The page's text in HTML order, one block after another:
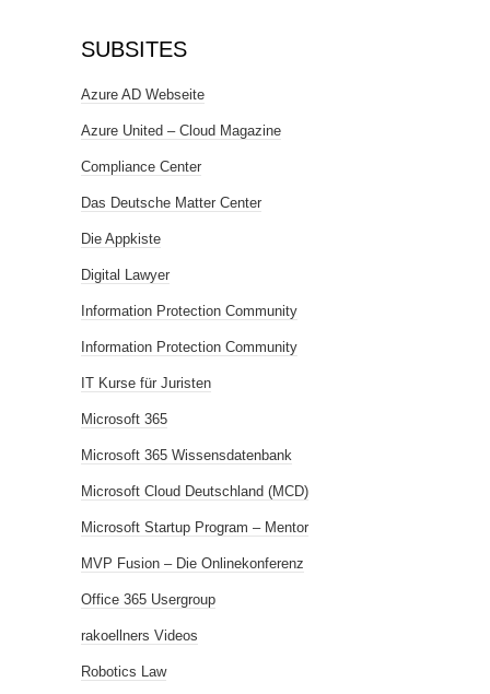
SUBSITES
Azure AD Webseite
Azure United – Cloud Magazine
Compliance Center
Das Deutsche Matter Center
Die Appkiste
Digital Lawyer
Information Protection Community
Information Protection Community
IT Kurse für Juristen
Microsoft 365
Microsoft 365 Wissensdatenbank
Microsoft Cloud Deutschland (MCD)
Microsoft Startup Program – Mentor
MVP Fusion – Die Onlinekonferenz
Office 365 Usergroup
rakoellners Videos
Robotics Law